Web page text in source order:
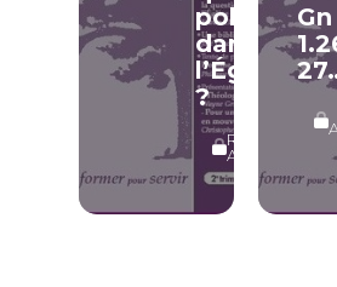
politique
dans
l’Église
?
RÉSERVÉ
ABONNÉS
Gn